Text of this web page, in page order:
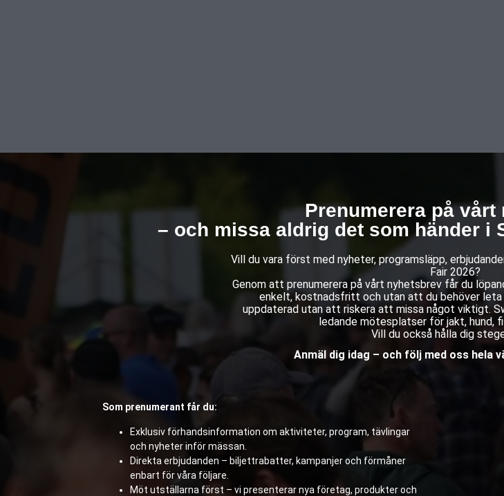
Prenumerera på vårt
– och missa aldrig det som händer i
Vill du vara först med nyheter, programsläpp,
Fair 2026?
Genom att prenumerera på vårt nyhetsbrev får du
enkelt, kostnadsfritt och utan att du behöver leta
uppdaterad utan att riskera att missa något viktigt.
ledande mötesplatser för jakt, hund,
Vill du också hålla dig
Anmäl dig idag – och följ med oss hela
Som prenumerant får du:
Exklusiv förhandsinformation om aktiviteter, program, tävlingar
och nyheter inför mässan.
Direkta erbjudanden – biljettrabatter, kampanjer och förmåner
enbart för våra följare.
Möt utställarna först – vi presenterar nya företag, produkter och